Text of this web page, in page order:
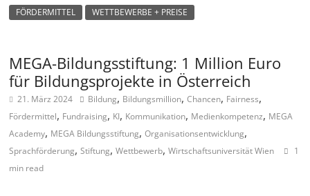
l
a
r
t
FÖRDERMITTEL WETTBEWERBE + PREISE
MEGA-Bildungsstiftung: 1 Million Euro
für Bildungsprojekte in Österreich
21. März 2024 Bildung, Bildungsmillion,Chancen, Fairness,
Fördermittel, Fundraising, KI, Kommunikation, Medienkompetenz, MEGA
Academy, MEGA Bildungsstiftung,Organisationsentwicklung,
Sprachförderung,Stiftung,Wettbewerb,Wirtschaftsuniversität Wien
1
min read